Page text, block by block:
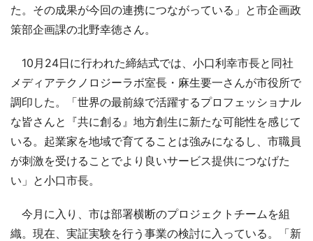
た。その成果が今回の連携につながっている」と市企画政
策部企画課の北野幸徳さん。
10月24日に行われた締結式では、小口利幸市長と同社
メディアテクノロジーラボ室長・麻生要一さんが市役所で
調印した。「世界の最前線で活躍するプロフェッショナル
な皆さんと『共に創る』地方創生に新たな可能性を感じて
いる。起業家を地域で育てることは強みになるし、市職員
が刺激を受けることでより良いサービス提供につなげた
い」と小口市長。
今月に入り、市は部署横断のプロジェクトチームを組
織。現在、実証実験を行う事業の検討に入っている。「新